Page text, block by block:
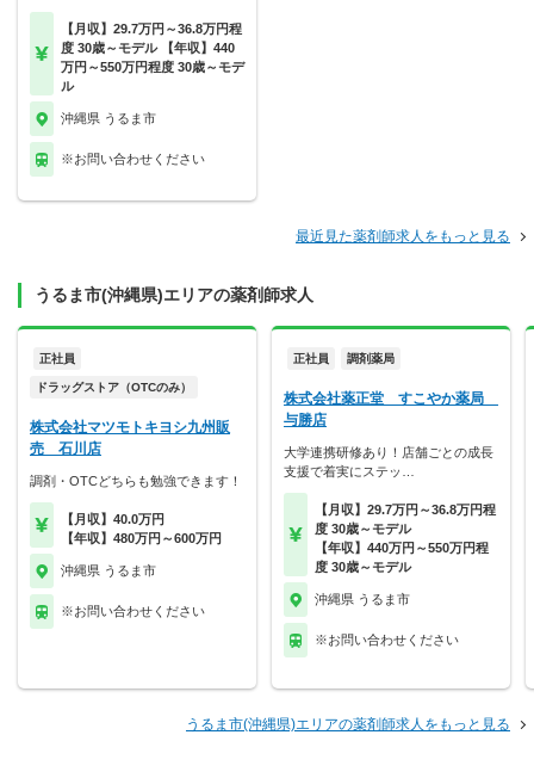
【月収】29.7万円～36.8万円程
度 30歳～モデル 【年収】440
万円～550万円程度 30歳～モデ
ル
沖縄県 うるま市
※お問い合わせください
最近見た薬剤師求人をもっと見る
うるま市(沖縄県)エリアの薬剤師求人
正社員
ドラッグストア（OTCのみ）
株式会社マツモトキヨシ九州販
売 石川店
調剤・OTCどちらも勉強できます！
【月収】40.0万円
【年収】480万円～600万円
沖縄県 うるま市
※お問い合わせください
正社員 調剤薬局
株式会社薬正堂 すこやか薬局
与勝店
大学連携研修あり！店舗ごとの成長
支援で着実にステッ…
【月収】29.7万円～36.8万円程
度 30歳～モデル
【年収】440万円～550万円程
度 30歳～モデル
沖縄県 うるま市
※お問い合わせください
うるま市(沖縄県)エリアの薬剤師求人をもっと見る